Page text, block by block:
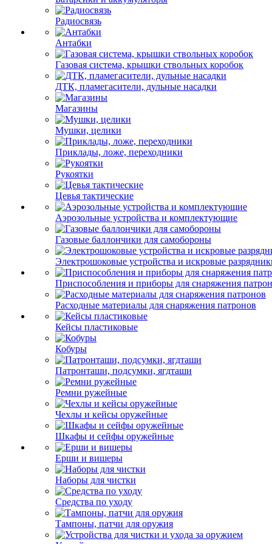
Радиосвязь
Антабки
Газовая система, крышки ствольных коробок
ДТК, пламегасители, дульные насадки
Магазины
Мушки, целики
Приклады, ложе, переходники
Рукоятки
Цевья тактические
Аэрозольные устройства и комплектующие
Газовые баллончики для самобороны
Электрошоковые устройства и искровые
Приспособления и приборы для снаряжения
Расходные материалы для снаряжения патронов
Кейсы пластиковые
Кобуры
Патронташи, подсумки, ягдташи
Ремни ружейные
Чехлы и кейсы оружейные
Шкафы и сейфы оружейные
Ерши и вишеры
Наборы для чистки
Средства по уходу
Тампоны, патчи для оружия